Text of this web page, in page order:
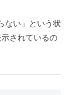
ない」という状
されているの